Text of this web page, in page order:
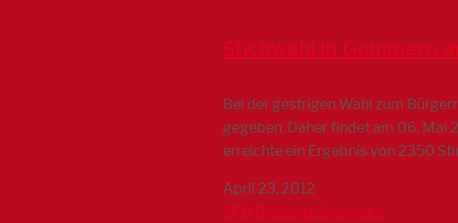
Stichwahl in Gommern
Bei der gestrigen Wahl zum
gegeben. Daher findet am 06. Mai
erreichte ein Ergebnis von 2350
April 23, 2012
SPD Biederitz-Gerwisch